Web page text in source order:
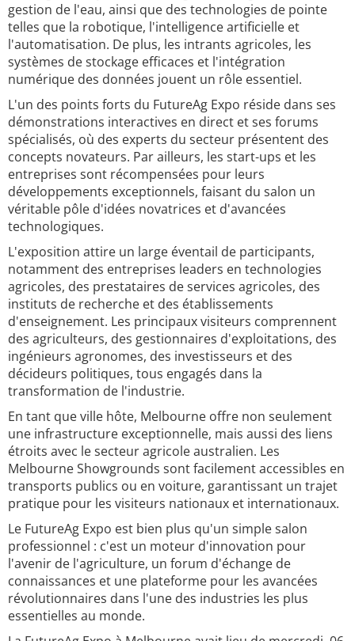
gestion de l'eau, ainsi que des technologies de pointe
telles que la robotique, l'intelligence artificielle et
l'automatisation. De plus, les intrants agricoles, les
systèmes de stockage efficaces et l'intégration
numérique des données jouent un rôle essentiel.
L'un des points forts du FutureAg Expo réside dans ses
démonstrations interactives en direct et ses forums
spécialisés, où des experts du secteur présentent des
concepts novateurs. Par ailleurs, les start-ups et les
entreprises sont récompensées pour leurs
développements exceptionnels, faisant du salon un
véritable pôle d'idées novatrices et d'avancées
technologiques.
L'exposition attire un large éventail de participants,
notamment des entreprises leaders en technologies
agricoles, des prestataires de services agricoles, des
instituts de recherche et des établissements
d'enseignement. Les principaux visiteurs comprennent
des agriculteurs, des gestionnaires d'exploitations, des
ingénieurs agronomes, des investisseurs et des
décideurs politiques, tous engagés dans la
transformation de l'industrie.
En tant que ville hôte, Melbourne offre non seulement
une infrastructure exceptionnelle, mais aussi des liens
étroits avec le secteur agricole australien. Les
Melbourne Showgrounds sont facilement accessibles en
transports publics ou en voiture, garantissant un trajet
pratique pour les visiteurs nationaux et internationaux.
Le FutureAg Expo est bien plus qu'un simple salon
professionnel : c'est un moteur d'innovation pour
l'avenir de l'agriculture, un forum d'échange de
connaissances et une plateforme pour les avancées
révolutionnaires dans l'une des industries les plus
essentielles au monde.